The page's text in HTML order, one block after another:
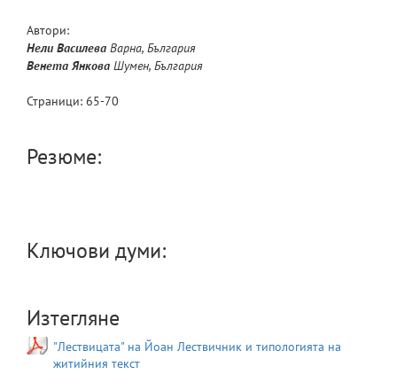
Автори:
Нели Василева Варна, България
Венета Янкова Шумен, България
Страници: 65-70
Резюме:
Ключови думи:
Изтегляне
"Лествицата" на Йоан Лествичник и типологията на
житийния текст